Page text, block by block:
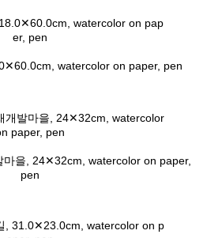
watercolor on paper, pen
을, 24✕32cm, watercolor on paper,
pen